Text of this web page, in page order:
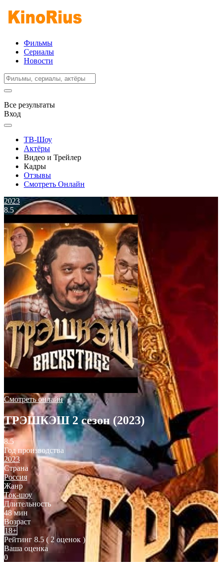
Фильмы
Сериалы
Новости
Все результаты
Вход
ТВ-Шоу
Актёры
Видео и Трейлер
Кадры
Отзывы
Смотреть Онлайн
2023
8.5
Смотреть онлайн
ТРЭШКЭШ 2 сезон (2023)
8.5
Год производства
2023
Страна
Россия
Жанр
Ток-шоу
Длительность
48 мин
Возраст
18+
Рейтинг 8.5 ( 2 оценок )
Ваша оценка
0